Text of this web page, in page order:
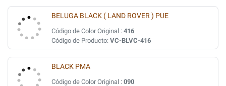
BELUGA BLACK ( LAND ROVER ) PUE
Código de Color Original : 416
Código de Producto: VC-BLVC-416
BLACK PMA
Código de Color Original : 090